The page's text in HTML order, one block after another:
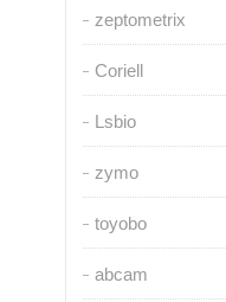
zeptometrix
Coriell
Lsbio
zymo
toyobo
abcam